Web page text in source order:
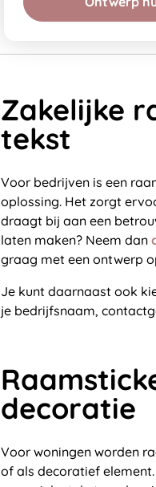
Zakelijke
tekst
Voor bedrijven is een
oplossing. Het zorgt
draagt bij aan een
laten maken? Neem dan
graag met een ontwerp
Je kunt daarnaast ook
je bedrijfsnaam,
decoratie
Voor woningen worden
of als decoratief